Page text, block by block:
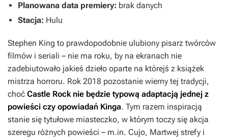
Planowana data premiery: brak danych
Stacja: Hulu
Stephen King to prawdopodobnie ulubiony pisarz twórców
filmów i seriali – nie ma roku, by na ekranach nie
zadebiutowało jakieś dzieło oparte na którejś z książek
mistrza horroru. Rok 2018 pozostanie wierny tej tradycji,
choć Castle Rocknie będzie typową adaptacją jednej z
powieści czy opowiadań Kinga. Tym razem inspiracją
stanie się tytułowe miasteczko, w którym toczy się akcja
szeregu różnych powieści – m.in. Cujo, Martwej strefy i